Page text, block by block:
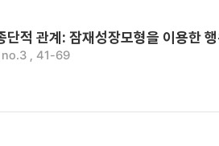
적 관계: 잠재성장모형을 이용한
no.3 , 41-69